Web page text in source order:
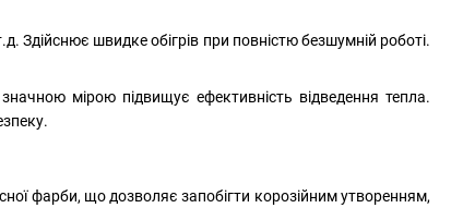
Здійснює швидке обігрів при повністю безшумній роботі.
мірою підвищує ефективність відведення тепла.
фарби, що дозволяє запобігти корозійним утворенням,